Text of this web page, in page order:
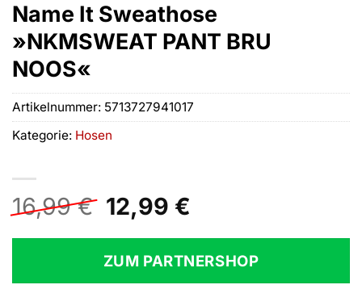
Name It Sweathose
»NKMSWEAT PANT BRU
NOOS«
16,99€ Ursprünglicher
Preis
war:
16,99 €
12,99 €
ist:
12,99 €.
ZUM PARTNERSHOP
Artikelnummer: 5713727941017
Kategorie: Hosen